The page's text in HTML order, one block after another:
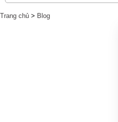
Trang chủ > Blog